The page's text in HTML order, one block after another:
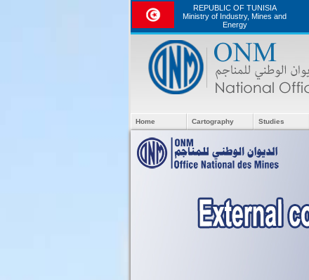
REPUBLIC OF TUNISIA
Ministry of Industry, Mines and
Energy
Home Cartography Studies